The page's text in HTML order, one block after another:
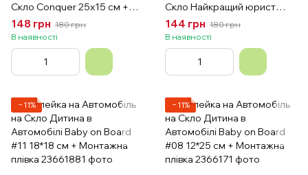
Скло Conquer 25х15 см +
Монтажна плівка
148 грн 180 грн
В наявності
Скло Найкращий юрист
25х14 см + Монтажна плівка
144 грн 180 грн
В наявності
−11% −11%